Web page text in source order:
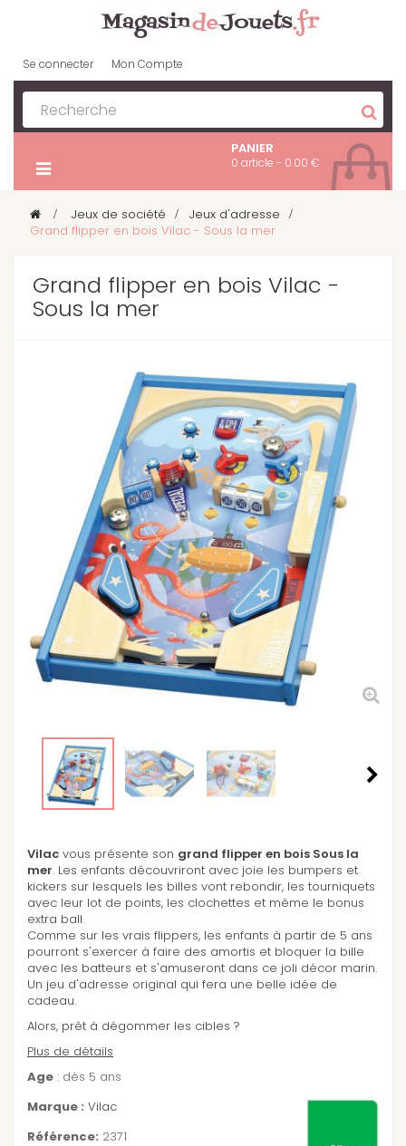
Se connecter Mon Compte
PANIER
0 article - 0.00 €
> Jeux de société > Jeux d'adresse >
Grand flipper en bois Vilac - Sous la mer
Grand flipper en bois Vilac -
Sous la mer
Vilac vous présente son grand flipper en bois Sous la
mer. Les enfants découvriront avec joie les bumpers et
kickers sur lesquels les billes vont rebondir, les tourniquets
avec leur lot de points, les clochettes et même le bonus
extra ball.
Comme sur les vrais flippers, les enfants à partir de 5 ans
pourront s'exercer à faire des amortis et bloquer la bille
avec les batteurs et s'amuseront dans ce joli décor marin.
Un jeu d'adresse original qui fera une belle idée de
cadeau.
Alors, prêt à dégommer les cibles ?
Plus de détails
Age : dès 5 ans
Marque : Vilac
Référence: 2371